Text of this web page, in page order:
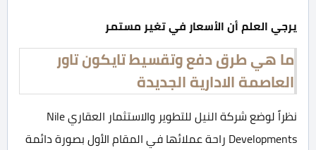
يرجي العلم أن الأسعار في تغير مستمر
ما هي طرق دفع وتقسيط تايكون تاور
العاصمة الادارية الجديدة
نظراً لوضع شركة النيل للتطوير والاستثمار العقاري Nile
Developments راحة عملائها في المقام الأول بصورة دائمة